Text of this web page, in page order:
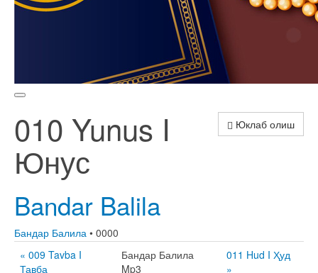
Юклаб олиш
010 Yunus I
Юнус
Bandar Balila
Бандар Балила • 0000
« 009 Tavba I
Тавба
Бандар Балила
Mp3
011 Hud I Ҳуд
»